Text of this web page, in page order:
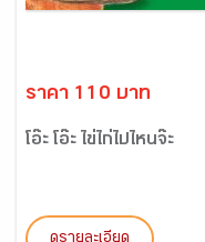
ราคา 110 บาท
โอ๊ะ โอ๊ะ ไข่ไก่ไปไหนจ๊ะ